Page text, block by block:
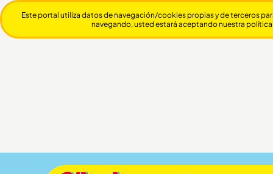
Este portal utiliza datos de navegación/cookies propias y de terceros
navegando, usted estará aceptando nuestra